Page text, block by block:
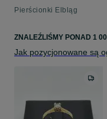
Pierścionki Elbląg
ZNALEŹLIŚMY PONAD 1
Jak pozycjonowane są